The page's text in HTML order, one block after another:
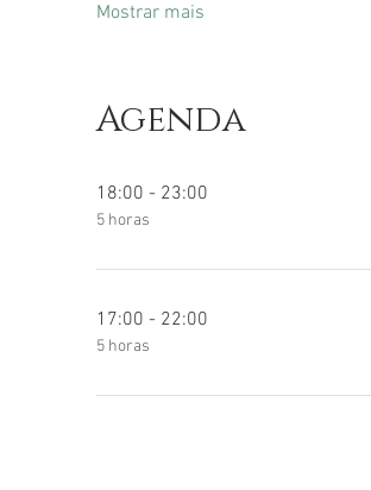
Mostrar mais
Agenda
18:00 - 23:00
5 horas
17:00 - 22:00
5 horas